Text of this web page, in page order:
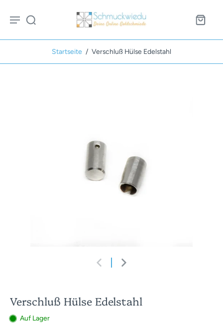
Startseite / Verschluß Hülse Edelstahl
Verschluß Hülse Edelstahl
Auf Lager